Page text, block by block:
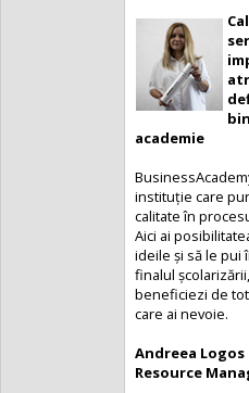
academie
instituție care
calitate în
Aici ai
ideile și să le pui
finalul
beneficiezi de
care ai nevoie.
Andreea Logos
Resource